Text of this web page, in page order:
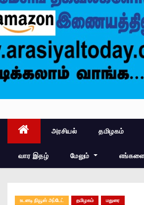
அரசியல் தமிழகம்
வார இதழ் மேலும் எங்களை
உடனடி நியூஸ் அப்டேட் தமிழகம் மதுரை